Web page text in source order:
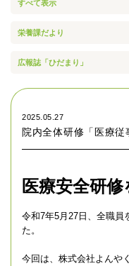
すべて表示
栄養課だより
広報誌「ひだまり」
2025.05.27
院内全体研修「医療従
医療安全研
令和7年5月27日、全職員
た。
今回は、株式会社よんや